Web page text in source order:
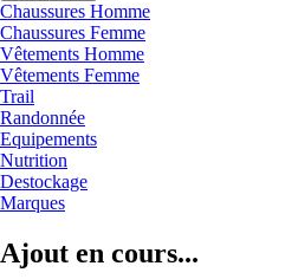
Chaussures Homme
Chaussures Femme
Vêtements Homme
Vêtements Femme
Trail
Randonnée
Equipements
Nutrition
Destockage
Marques
Ajout en cours...